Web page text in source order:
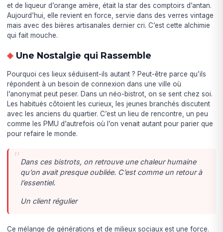
et de liqueur d’orange amère, était la star des comptoirs d’antan.
Aujourd’hui, elle revient en force, servie dans des verres vintage
mais avec des bières artisanales dernier cri. C’est cette alchimie
qui fait mouche.
Une Nostalgie qui Rassemble
Pourquoi ces lieux séduisent-ils autant ? Peut-être parce qu’ils
répondent à un besoin de connexion dans une ville où
l’anonymat peut peser. Dans un néo-bistrot, on se sent chez soi.
Les habitués côtoient les curieux, les jeunes branchés discutent
avec les anciens du quartier. C’est un lieu de rencontre, un peu
comme les PMU d’autrefois où l’on venait autant pour parier que
pour refaire le monde.
Dans ces bistrots, on retrouve une chaleur humaine
qu’on avait presque oubliée. C’est comme un retour à
l’essentiel.
Un client régulier
Ce mélange de générations et de milieux sociaux est une force.